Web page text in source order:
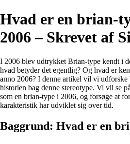
Hvad er en brian-
2006 – Skrevet af
I 2006 blev udtrykket Brian-type kendt i
hvad betyder det egentlig? Og hvad er
anno 2006? I denne artikel vil vi udforske
historien bag denne stereotype. Vi vil se
som en brian-type i 2006, og forsøge at
karakteristik har udviklet sig over tid.
Baggrund: Hvad er en